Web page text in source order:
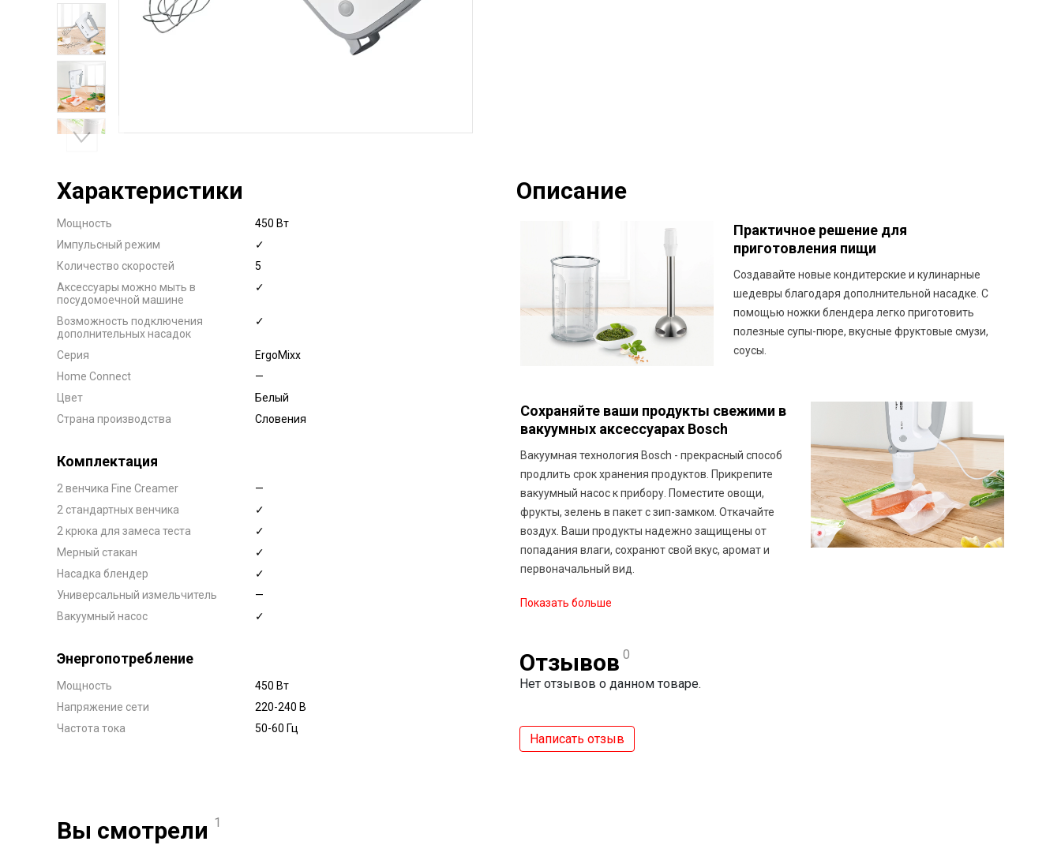
Характеристики
Мощность
450 Вт
Импульсный режим
✓
Количество скоростей
5
Аксессуары можно мыть в
посудомоечной машине
✓
Возможность подключения
дополнительных насадок
✓
Серия
ErgoMixx
Home Connect
—
Цвет
Белый
Страна производства
Словения
Комплектация
2 венчика Fine Creamer
—
2 стандартных венчика
✓
2 крюка для замеса теста
✓
Мерный стакан
✓
Насадка блендер
✓
Универсальный измельчитель
—
Вакуумный насос
✓
Энергопотребление
Мощность
450 Вт
Напряжение сети
220-240 В
Частота тока
50-60 Гц
Описание
Практичное решение для
приготовления пищи
Создавайте новые кондитерские и кулинарные
шедевры благодаря дополнительной насадке. С
помощью ножки блендера легко приготовить
полезные супы-пюре, вкусные фруктовые смузи,
соусы.
Сохраняйте ваши продукты свежими в
вакуумных аксессуарах Bosch
Вакуумная технология Bosch - прекрасный способ
продлить срок хранения продуктов. Прикрепите
вакуумный насос к прибору. Поместите овощи,
фрукты, зелень в пакет с зип-замком. Откачайте
воздух. Ваши продукты надежно защищены от
попадания влаги, сохранют свой вкус, аромат и
первоначальный вид.
Показать больше
Отзывов 0
Нет отзывов о данном товаре.
Написать отзыв
Вы смотрели 1